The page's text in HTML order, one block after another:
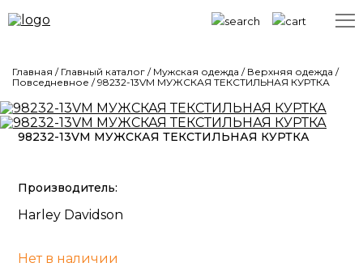
Главная / Главный каталог / Мужская одежда / Верхняя одежда /
Повседневное /98232-13VM МУЖСКАЯ ТЕКСТИЛЬНАЯ КУРТКА
98232-13VM МУЖСКАЯ ТЕКСТИЛЬНАЯ КУРТКА
Производитель:
Harley Davidson
Нет в наличии